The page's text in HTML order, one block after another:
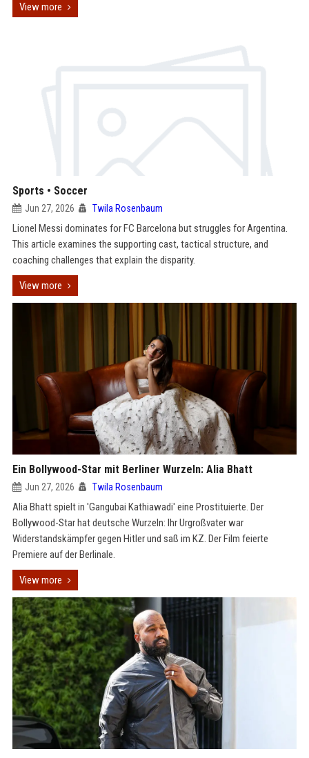
View more
Sports • Soccer
Jun 27, 2026 Twila Rosenbaum
Lionel Messi dominates for FC Barcelona but struggles for Argentina.
This article examines the supporting cast, tactical structure, and
coaching challenges that explain the disparity.
View more
Ein Bollywood-Star mit Berliner Wurzeln: Alia Bhatt
Jun 27, 2026 Twila Rosenbaum
Alia Bhatt spielt in 'Gangubai Kathiawadi' eine Prostituierte. Der
Bollywood-Star hat deutsche Wurzeln: Ihr Urgroßvater war
Widerstandskämpfer gegen Hitler und saß im KZ. Der Film feierte
Premiere auf der Berlinale.
View more